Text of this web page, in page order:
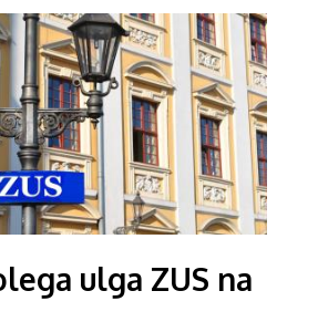
ulga ZUS na